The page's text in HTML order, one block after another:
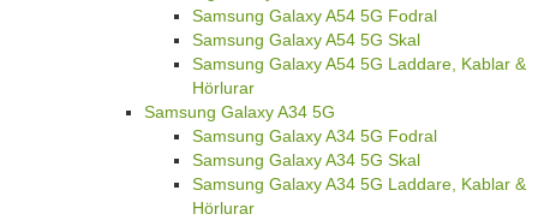
Samsung Galaxy A54 5G Fodral
Samsung Galaxy A54 5G Skal
Samsung Galaxy A54 5G Laddare, Kablar &
Hörlurar
Samsung Galaxy A34 5G
Samsung Galaxy A34 5G Fodral
Samsung Galaxy A34 5G Skal
Samsung Galaxy A34 5G Laddare, Kablar &
Hörlurar